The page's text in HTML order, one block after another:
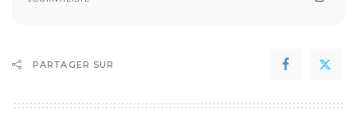
PARTAGER SUR